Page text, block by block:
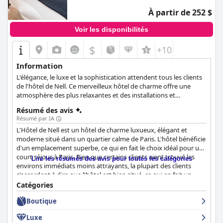
À partir de 252 $
Voir les disponibilités
$ +10
Information
L'élégance, le luxe et la sophistication attendent tous les clients
de l'hôtel de Nell. Ce merveilleux hôtel de charme offre une
atmosphère des plus relaxantes et des installations et
clients aussi confortable et enrichissant que possible. Vous
pourrez déguster un somptueux repas au restaurant de l'hôtel,
siroter un verre en lisant un bon livre à la bibliothèque de la cave
ou vous laisser tenter par une séance de massage relaxante,
conçue pour votre bien-être.
Résumé des avis
Résumé par IA
L'Hôtel de Nell est un hôtel de charme luxueux, élégant et
moderne situé dans un quartier calme de Paris. L'hôtel bénéficie
d'un emplacement superbe, ce qui en fait le choix idéal pour un
court séjour à Paris. Bien que certains clients aient trouvé les
environs immédiats moins attrayants, la plupart des clients
s'accordent à dire que l'hôtel est bien situé, ce qui en fait un
choix hautement recommandé pour le centre de Paris. Les
clients qui ont séjourné à l'hôtel de Nell ont été majoritairement
satisfaits du petit déjeuner proposé par l'hôtel, louant la variété
dispose de belles chambres spacieuses et bien conçues, propres,
Lire les résumés des avis pour toutes les catégories
Catégories
Boutique
Luxe